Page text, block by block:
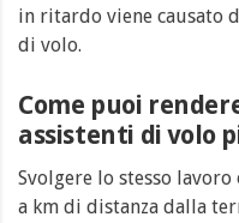
in ritardo viene causato
di volo.
Come puoi
assistenti di volo
Svolgere lo stesso
a km di distanza dalla